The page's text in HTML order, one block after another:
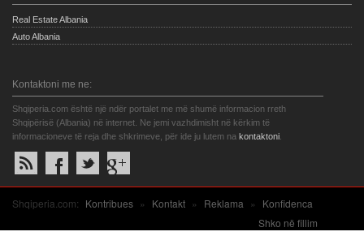
Real Estate Albania
Auto Albania
Kontaktoni me ne:
Shqiperia.com është një ndër portalet me më shumë informacion rreth
Shqipërisë (Albania) në internet. Ne jemi vazhdimisht në kërkim të
informacioneve të reja dhe shkrimeve, për ide ju lutem na kontaktoni
Shqiperia.com: Kontribues » Kontakt » Reklama »
Konfidenca
Shko në fillim